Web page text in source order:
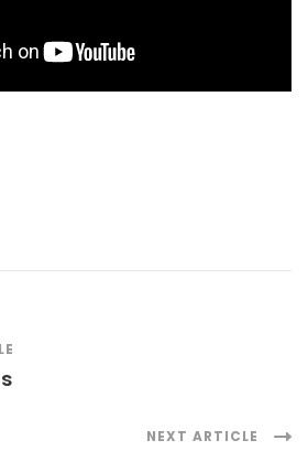
NEXT ARTICLE